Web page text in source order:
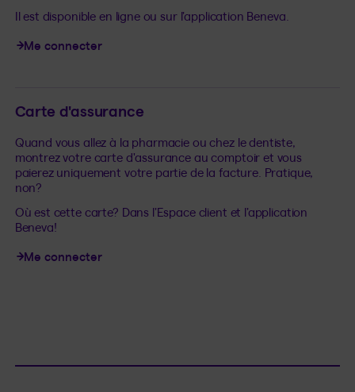
Il est disponible en ligne ou sur l’application Beneva.
Me connecter
Carte d'assurance
Quand vous allez à la pharmacie ou chez le dentiste,
montrez votre carte d'assurance au comptoir et vous
paierez uniquement votre partie de la facture. Pratique,
non?
Où est cette carte? Dans l’Espace client et l’application
Beneva!
Me connecter